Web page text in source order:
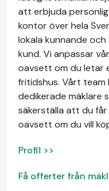
att erbjuda
kontor över hela
lokala kunnande
kund. Vi anpassar
oavsett om du letar
fritidshus. Vårt
dedikerade mäklare
säkerställa att du
oavsett om du vill
Profil >>
Få offerter från